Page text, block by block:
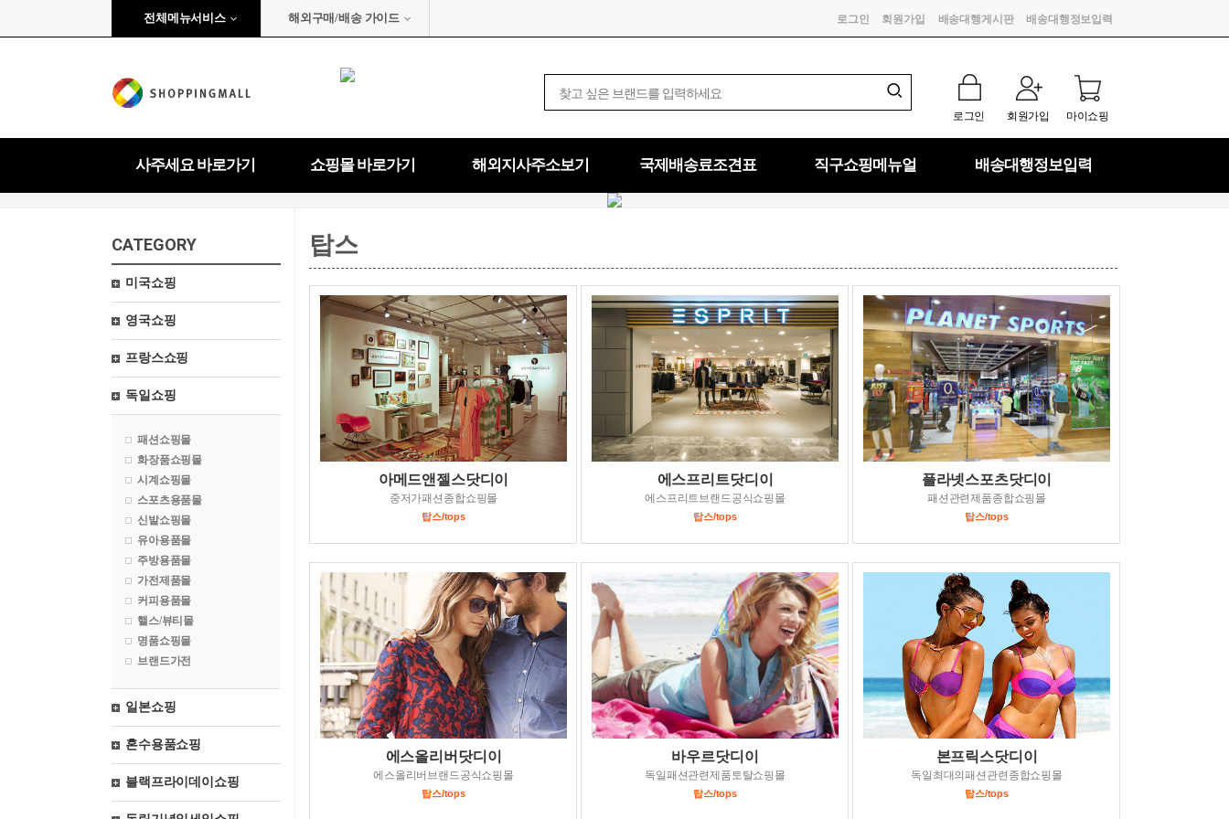
전체메뉴서비스 해외구매/배송 가이드 로그인 회원가입 배송대행게시판 배송대행정보입력
로그인 회원가입 마이쇼핑
사주세요 바로가기 쇼핑몰 바로가기 해외지사주소보기 국제배송료조견표 직구쇼핑메뉴얼 배송대행정보입력
CATEGORY
미국쇼핑
영국쇼핑
프랑스쇼핑
독일쇼핑
패션쇼핑몰
화장품쇼핑몰
시계쇼핑몰
스포츠용품몰
신발쇼핑몰
유아용품몰
주방용품몰
가전제품몰
커피용품몰
핼스/뷰티몰
명품쇼핑몰
브랜드가전
일본쇼핑
혼수용품쇼핑
블랙프라이데이쇼핑
탑스
아메드앤젤스닷디이
중저가패션종합쇼핑몰
탑스/tops
에스프리트닷디이
에스프리트브랜드공식쇼핑몰
탑스/tops
플라넷스포츠닷디이
패션관련제품종합쇼핑몰
탑스/tops
에스올리버닷디이
에스올리버브랜드공식쇼핑몰
탑스/tops
바우르닷디이
독일패션관련제품토탈쇼핑몰
탑스/tops
본프릭스닷디이
독일최대의패션관련종합쇼핑몰
탑스/tops